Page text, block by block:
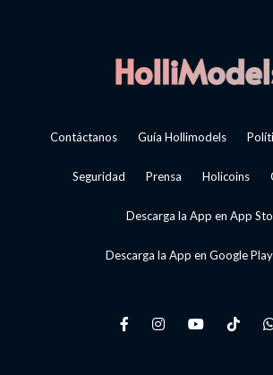
Contáctanos Guía Hollimodels
Seguridad Prensa Holicoins
Descarga la App en App
Descarga la App en Google